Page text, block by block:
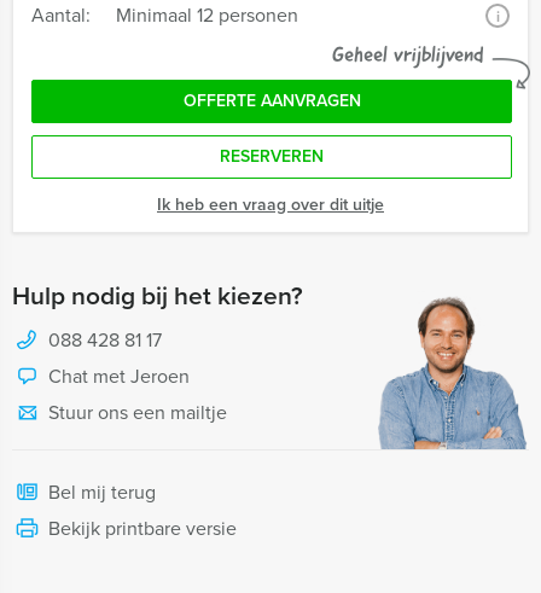
Aantal:
Minimaal 12 personen i
Geheel vrijblijvend
OFFERTE AANVRAGEN
RESERVEREN
Ik heb een vraag over dit uitje
Hulp nodig bij het kiezen?
088 428 81 17
Chat met Jeroen
Stuur ons een mailtje
Bel mij terug
Bekijk printbare versie